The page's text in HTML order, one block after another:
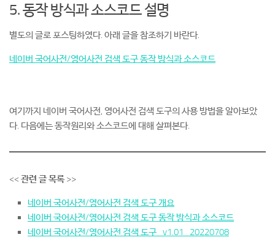
5. 동작 방식과 소스코드 설명
별도의 글로 포스팅하였다. 아래 글을 참조하기 바란다.
네이버 국어사전/영어사전 검색 도구 동작 방식과 소스코드
여기까지 네이버 국어사전, 영어사전 검색 도구의 사용 방법을 알아보았
다. 다음에는 동작원리와 소스코드에 대해 살펴본다.
<< 관련 글 목록>>
네이버 국어사전/영어사전 검색 도구 개요
네이버 국어사전/영어사전 검색 도구 동작 방식과 소스코드
네이버 국어사전/영어사전 검색 도구_v1.01_20220708